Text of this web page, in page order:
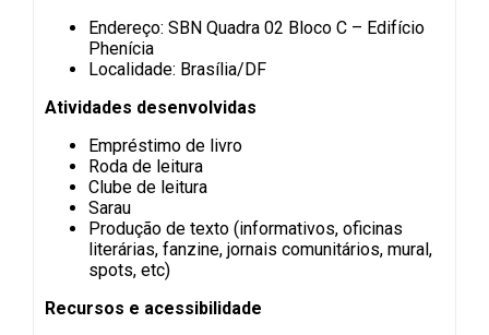
Endereço: SBN Quadra 02 Bloco C – Edifício
Phenícia
Localidade: Brasília/DF
Atividades desenvolvidas
Empréstimo de livro
Roda de leitura
Clube de leitura
Sarau
Produção de texto (informativos, oficinas
literárias, fanzine, jornais comunitários, mural,
spots, etc)
Recursos e acessibilidade